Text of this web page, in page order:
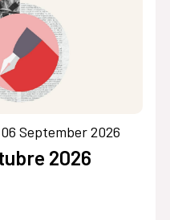
September 2026
2026